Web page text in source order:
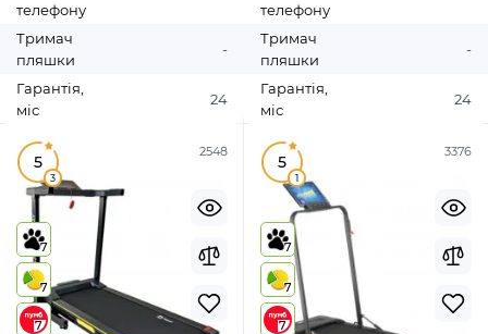
телефону
Тримач
пляшки
-
Гарантія,
міс
24
телефону
Тримач
пляшки
-
Гарантія,
міс
24
2548
5
3
7
7
7
3376
5
1
7
7
7